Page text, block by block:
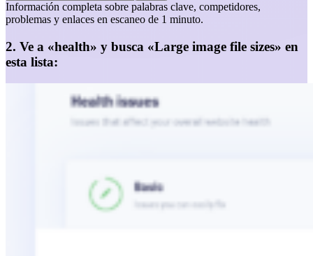
Información completa sobre palabras clave, competidores,
problemas y enlaces en escaneo de 1 minuto.
2. Ve a «health» y busca «Large image file sizes» en
esta lista: